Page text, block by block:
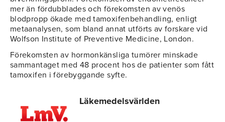
mer än fördubblades och förekomsten av venös
blodpropp ökade med tamoxifenbehandling, enligt
metaanalysen, som bland annat utförts av forskare vid
Wolfson Institute of Preventive Medicine, London.
Förekomsten av hormonkänsliga tumörer minskade
sammantaget med 48 procent hos de patienter som fått
tamoxifen i förebyggande syfte.
Läkemedelsvärlden